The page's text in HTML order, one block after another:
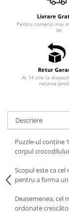
Livrare
Pentru comenzi mai
lei
Retur
Ai 14 zile la
returna
Descriere
Puzzle-ul conţine
corpul
Scopul este ca
pentru a forma
Deasemenea, cel
ordonate